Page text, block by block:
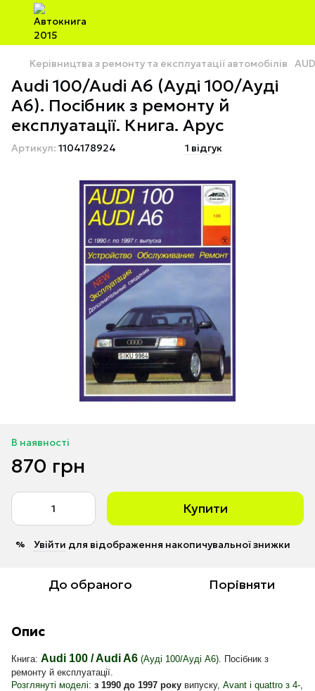
Керівництва з ремонту та експлуатації автомобілів
Audi 100/Audi A6 (Ауді 100/Ауді
А6). Посібник з ремонту й
експлуатації. Книга. Арус
Артикул: 1104178924 1 відгук
В наявності
870 грн
Купити
% Увійти для відображення накопичувальної знижки
До обраного Порівняти
Опис
Книга: Audi 100 / Audi A6 (Ауді 100/Ауді А6) . Посібник з
ремонту й експлуатації.
Розглянуті моделі: з 1990 до 1997 року випуску, Avant і quattro з 4-,